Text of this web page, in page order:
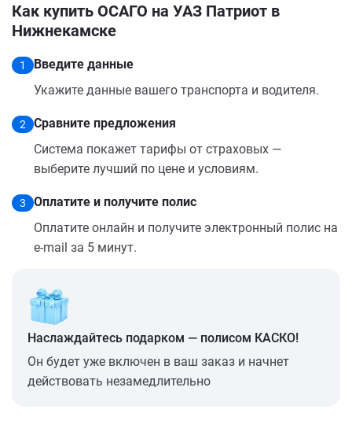
Как купить ОСАГО на УАЗ Патриот в
Нижнекамске
1
Введите данные
Укажите данные вашего транспорта и водителя.
2
Сравните предложения
Система покажет тарифы от страховых —
выберите лучший по цене и условиям.
3
Оплатите и получите полис
Оплатите онлайн и получите электронный полис на
e-mail за 5 минут.
Наслаждайтесь подарком — полисом КАСКО!
Он будет уже включен в ваш заказ и начнет
действовать незамедлительно